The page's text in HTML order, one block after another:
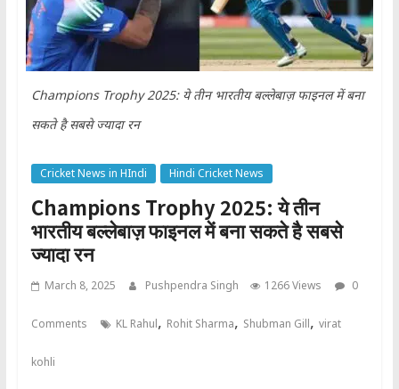
Champions Trophy 2025: ये तीन भारतीय बल्लेबाज़ फाइनल में बना
सकते है सबसे ज्यादा रन
Cricket News in HIndi Hindi Cricket News
Champions Trophy 2025: ये तीन
भारतीय बल्लेबाज़ फाइनल में बना सकते है सबसे
ज्यादा रन
March 8, 2025 Pushpendra Singh 1266 Views 0
Comments KL Rahul, Rohit Sharma, Shubman Gill, virat
kohli